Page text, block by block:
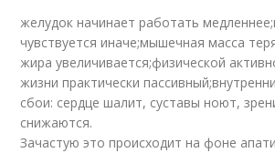
желудок начинает работать
чувствуется иначе;мышечная масса
жира увеличивается;физической
жизни практически
сбои: сердце шалит, суставы ноют,
снижаются.
Зачастую это происходит на фоне